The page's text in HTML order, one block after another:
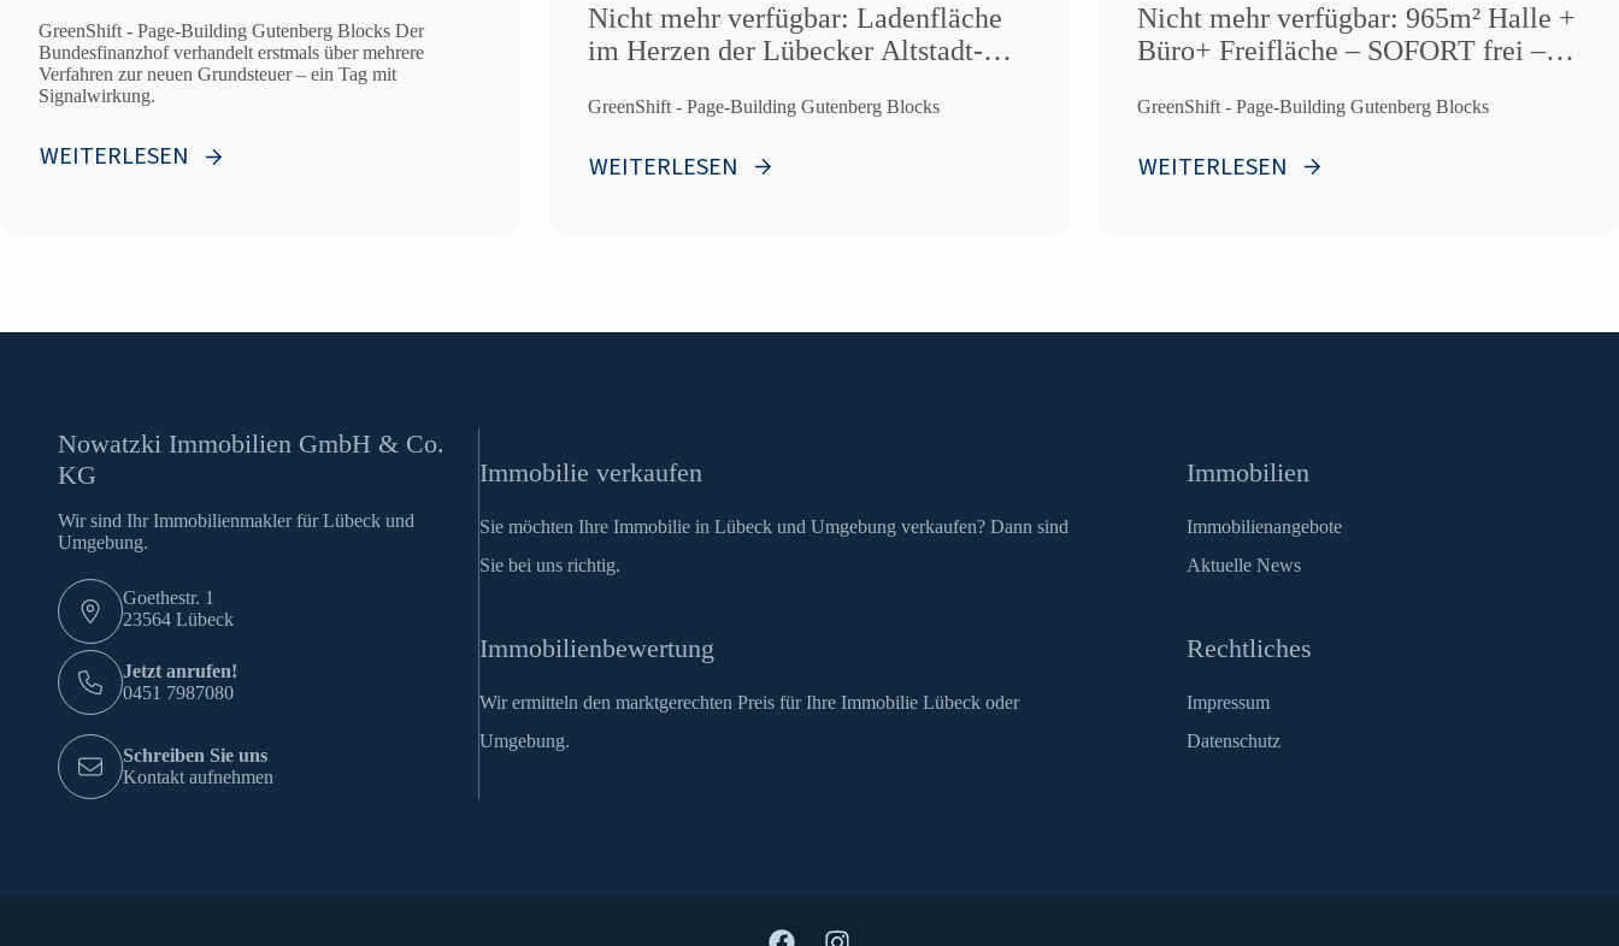
GreenShift - Page-Building Gutenberg Blocks Der
Bundesfinanzhof verhandelt erstmals über mehrere
Verfahren zur neuen Grundsteuer – ein Tag mit
Signalwirkung.
WEITERLESEN
Nicht mehr verfügbar: Ladenfläche
im Herzen der Lübecker Altstadt-
GreenShift - Page-Building Gutenberg Blocks
WEITERLESEN
Nicht mehr verfügbar: 965m² Halle +
Büro+ Freifläche – SOFORT frei –
GreenShift - Page-Building Gutenberg Blocks
WEITERLESEN
Nowatzki Immobilien GmbH & Co.
KG
Wir sind Ihr Immobilienmakler für Lübeck und
Umgebung.
Goethestr. 1
23564 Lübeck
Jetzt anrufen!
0451 7987080
Schreiben Sie uns
Kontakt aufnehmen
Immobilie verkaufen
Sie möchten Ihre Immobilie in Lübeck und Umgebung verkaufen? Dann sind
Sie bei uns richtig.
Immobilien
Immobilienangebote
Aktuelle News
Immobilienbewertung
Wir ermitteln den marktgerechten Preis für Ihre Immobilie Lübeck oder
Umgebung.
Rechtliches
Impressum
Datenschutz